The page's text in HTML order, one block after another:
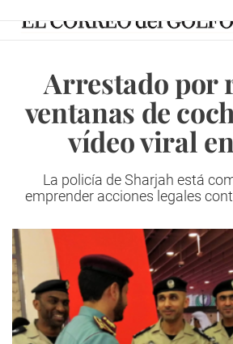
Arrestado por
ventanas de
vídeo viral
La policía de Sharjah está
emprender acciones legales